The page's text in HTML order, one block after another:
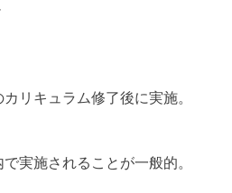
リキュラム修了後に実施。
実施されることが一般的。